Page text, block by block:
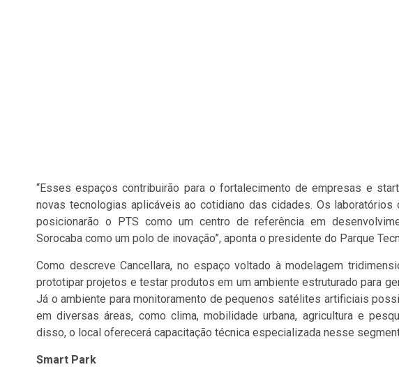
“Esses espaços contribuirão para o fortalecimento de empresas e
novas tecnologias aplicáveis ao cotidiano das cidades. Os
posicionarão o PTS como um centro de referência em
Sorocaba como um polo de inovação”, aponta o presidente do Parque
Como descreve Cancellara, no espaço voltado à modelagem
prototipar projetos e testar produtos em um ambiente estruturado para
Já o ambiente para monitoramento de pequenos satélites artificiais
em diversas áreas, como clima, mobilidade urbana, agricultura e
disso, o local oferecerá capacitação técnica especializada nesse
Smart Park